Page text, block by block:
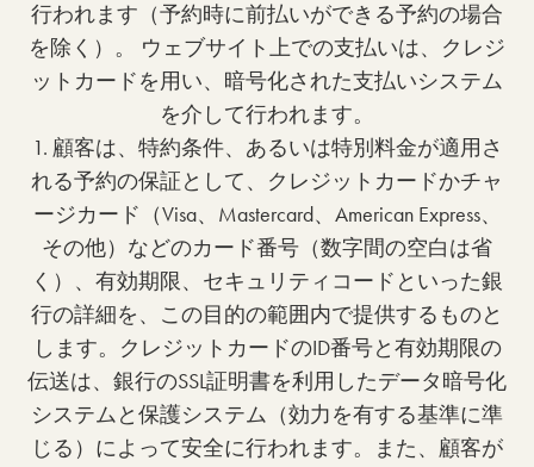
行われます（予約時に前払いができる予約の場合
を除く）。 ウェブサイト上での支払いは、クレジ
ットカードを用い、暗号化された支払いシステム
を介して行われます。
1. 顧客は、特約条件、あるいは特別料金が適用さ
れる予約の保証として、クレジットカードかチャ
ージカード（Visa、Mastercard、American Express、
その他）などのカード番号（数字間の空白は省
く）、有効期限、セキュリティコードといった銀
行の詳細を、この目的の範囲内で提供するものと
します。クレジットカードのID番号と有効期限の
伝送は、銀行のSSL証明書を利用したデータ暗号化
システムと保護システム（効力を有する基準に準
じる）によって安全に行われます。また、顧客が